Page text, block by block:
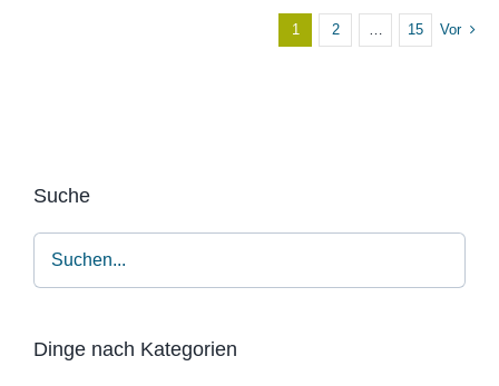
1 2 … 15 Vor
Suche
Dinge nach Kategorien